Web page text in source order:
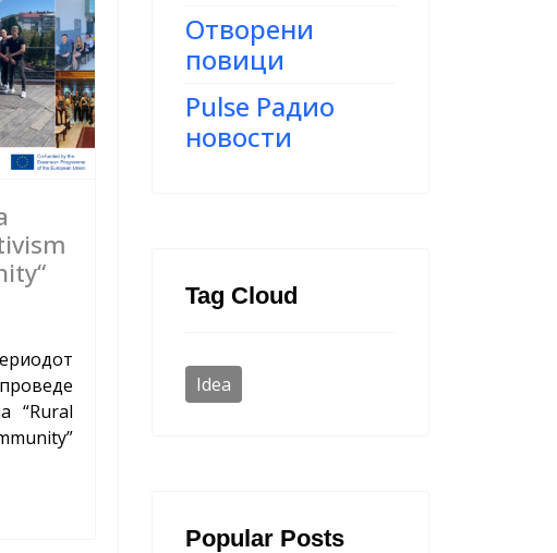
“Rural
Отворени
повици
Pulse Радио
новости
Tag Cloud
Idea
Popular Posts